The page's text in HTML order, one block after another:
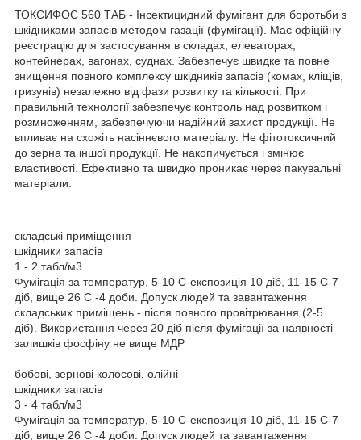
ТОКСИФОС 560 ТАБ - Інсектицидний фумігант для боротьби з
шкідниками запасів методом газації (фумігації). Має офіційну
реєстрацію для застосування в складах, елеваторах,
контейнерах, вагонах, суднах. Забезпечує швидке та повне
знищення повного комплексу шкідників запасів (комах, кліщів,
гризунів) незалежно від фази розвитку та кількості. При
правильній технології забезпечує контроль над розвитком і
розмноженням, забезпечуючи надійний захист продукції. Не
впливає на схожіть насіннєвого матеріалу. Не фітотоксичний
до зерна та іншої продукції. Не накопичується і змінює
властивості. Ефективно та швидко проникає через пакувальні
матеріали.
складські приміщення
шкідники запасів
1 - 2 табл/м3
Фумігація за температур, 5-10 С-експозиція 10 діб, 11-15 С-7
діб, вище 26 С -4 доби. Допуск людей та завантаження
складських приміщень - після повного провітрювання (2-5
діб). Використання через 20 діб після фумігації за наявності
залишків фосфіну не вище МДР
бобові, зернові колосові, олійні
шкідники запасів
3 - 4 табл/м3
Фумігація за температур, 5-10 С-експозиція 10 діб, 11-15 С-7
діб, вище 26 С -4 доби. Допуск людей та завантаження